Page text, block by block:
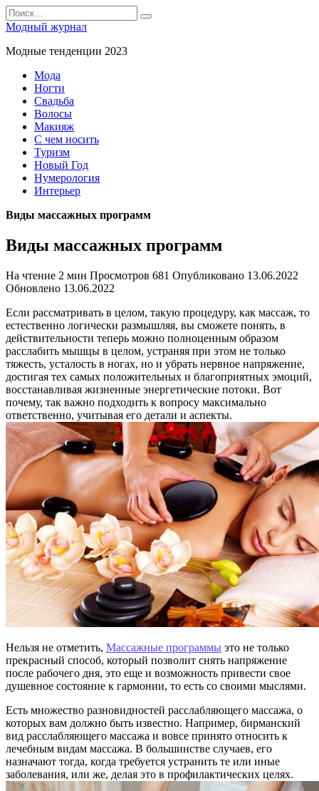
Перейти
к
содержанию
Search
for:
Модный журнал
Модные тенденции 2023
Мода
Ногти
Свадьба
Волосы
Макияж
С чем носить
Туризм
Новый Год
Нумерология
Интерьер
Виды массажных программ
Виды массажных программ
На чтение 2 мин Просмотров 681 Опубликовано 13.06.2022
Обновлено 13.06.2022
Если рассматривать в целом, такую процедуру, как массаж, то
естественно логически размышляя, вы сможете понять, в
действительности теперь можно полноценным образом
расслабить мышцы в целом, устраняя при этом не только
тяжесть, усталость в ногах, но и убрать нервное напряжение,
достигая тех самых положительных и благоприятных эмоций,
восстанавливая жизненные энергетические потоки. Вот
почему, так важно подходить к вопросу максимально
ответственно, учитывая его детали и аспекты.
Нельзя не отметить, Массажные программы это не только
прекрасный способ, который позволит снять напряжение
после рабочего дня, это еще и возможность привести свое
душевное состояние к гармонии, то есть со своими мыслями.
Есть множество разновидностей расслабляющего массажа, о
которых вам должно быть известно. Например, бирманский
вид расслабляющего массажа и вовсе принято относить к
лечебным видам массажа. В большинстве случаев, его
назначают тогда, когда требуется устранить те или иные
заболевания, или же, делая это в профилактических целях.